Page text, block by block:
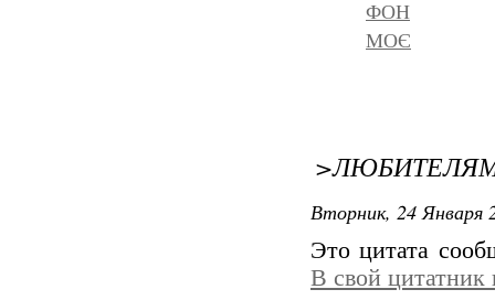
ФОН
МОЄ
Вторник, 24 Января
Это цитата
В свой цитатник